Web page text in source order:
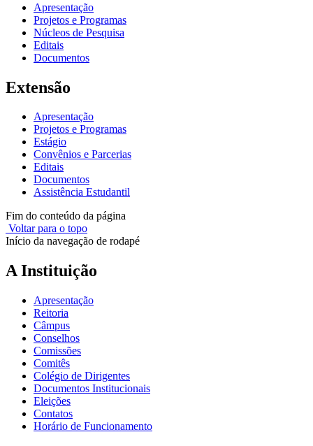
Apresentação
Projetos e Programas
Núcleos de Pesquisa
Editais
Documentos
Extensão
Apresentação
Projetos e Programas
Estágio
Convênios e Parcerias
Editais
Documentos
Assistência Estudantil
Fim do conteúdo da página
Voltar para o topo
Início da navegação de rodapé
A Instituição
Apresentação
Reitoria
Câmpus
Conselhos
Comissões
Comitês
Colégio de Dirigentes
Documentos Institucionais
Eleições
Contatos
Horário de Funcionamento